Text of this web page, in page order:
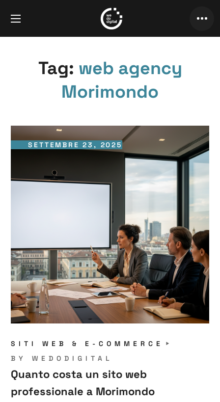
Tag: web agency
Morimondo
SETTEMBRE 23, 2025
SITI WEB & E-COMMERCE
BYWEDODIGITAL
Quanto costa un sito web
professionale a Morimondo